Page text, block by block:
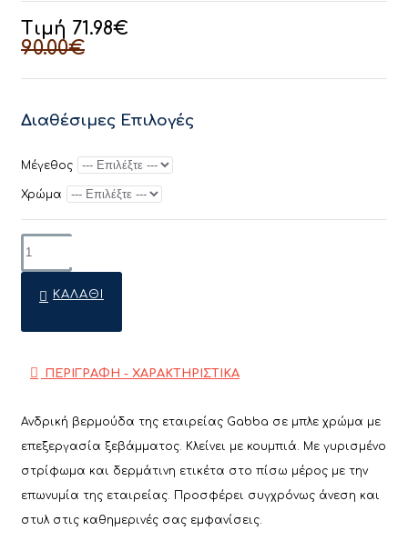
Τιμή 71.98€
90.00€
Διαθέσιμες Επιλογές
Μέγεθος
Χρώμα
ΚΑΛΆΘΙ
ΠΕΡΙΓΡΑΦΗ - ΧΑΡΑΚΤΗΡΙΣΤΙΚΑ
Ανδρική βερμούδα της εταιρείας Gabba σε μπλε χρώμα με
επεξεργασία ξεβάμματος. Κλείνει με κουμπιά. Με γυρισμένο
στρίφωμα και δερμάτινη ετικέτα στο πίσω μέρος με την
επωνυμία της εταιρείας.
Προσφέρει συγχρόνως άνεση και
στυλ στις καθημερινές σας εμφανίσεις.